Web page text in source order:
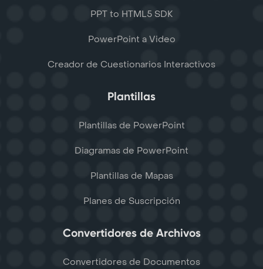
PPT to HTML5 SDK
PowerPoint a Video
Creador de Cuestionarios Interactivos
Plantillas
Plantillas de PowerPoint
Diagramas de PowerPoint
Plantillas de Mapas
Planes de Suscripción
Convertidores de Archivos
Convertidores de Documentos